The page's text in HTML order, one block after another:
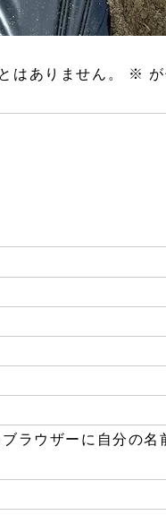
はありません。 ※
ラウザーに自分の